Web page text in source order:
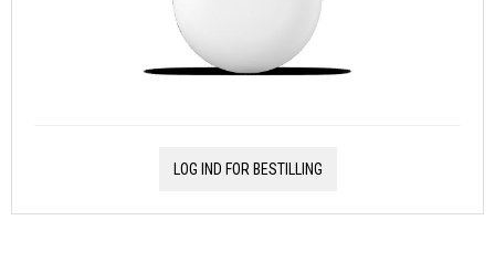
LOG IND FOR BESTILLING